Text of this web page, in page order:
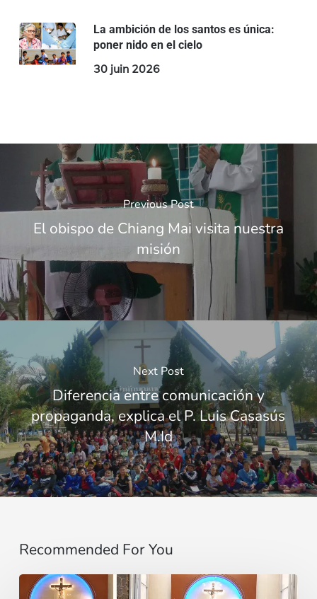
La ambición de los santos es única:
poner nido en el cielo
30 juin 2026
Previous Post
El obispo de Chiang Mai visita nuestra
misión
Next Post
Diferencia entre comunicación y
propaganda, explica el P. Luis Casasús
M.Id
Recommended For You
“Do